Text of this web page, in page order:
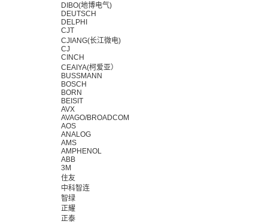
DIBO(地博电气)
DEUTSCH
DELPHI
CJT
CJIANG(长江微电)
CJ
CINCH
CEAIYA(柯爱亚）
BUSSMANN
BOSCH
BORN
BEISIT
AVX
AVAGO/BROADCOM
AOS
ANALOG
AMS
AMPHENOL
ABB
3M
住友
中科智连
智绿
正耀
正泰